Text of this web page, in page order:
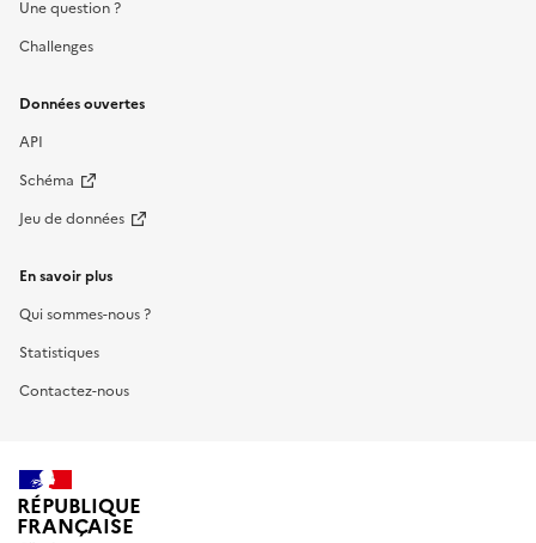
Une question ?
Challenges
Données ouvertes
API
Schéma
Jeu de données
En savoir plus
Qui sommes-nous ?
Statistiques
Contactez-nous
RÉPUBLIQUE
FRANÇAISE